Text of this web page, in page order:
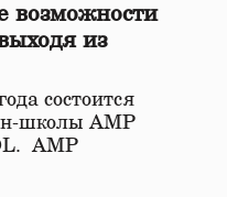
возможности
из
состоится
школы АМР
АМР